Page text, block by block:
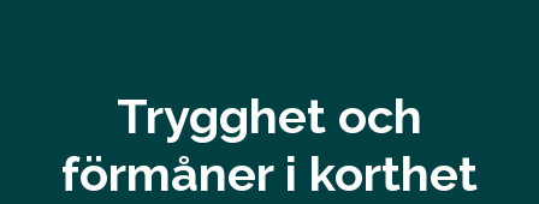
Trygghet och
förmåner i korthet